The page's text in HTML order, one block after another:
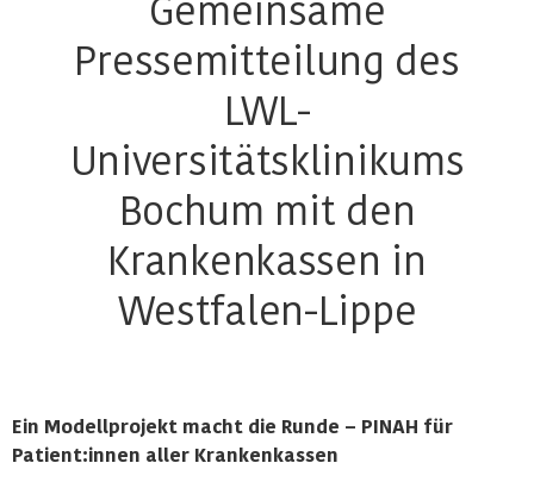
Pressemitteilung des
LWL-
Universitätsklinikums
Bochum mit den
Krankenkassen in
Westfalen-Lippe
Ein Modellprojekt macht die Runde – PINAH für
Patient:innen aller Krankenkassen